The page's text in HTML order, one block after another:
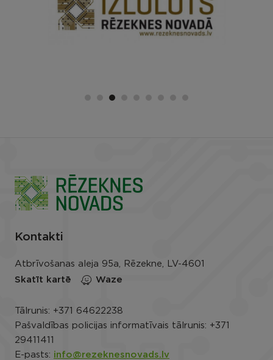
Kontakti
Atbrīvošanas aleja 95a, Rēzekne, LV-4601
Skatīt kartē
Waze
Tālrunis: +371 64622238
Pašvaldības policijas informatīvais tālrunis: +371
29411411
E-pasts: info@rezeknesnovads.lv